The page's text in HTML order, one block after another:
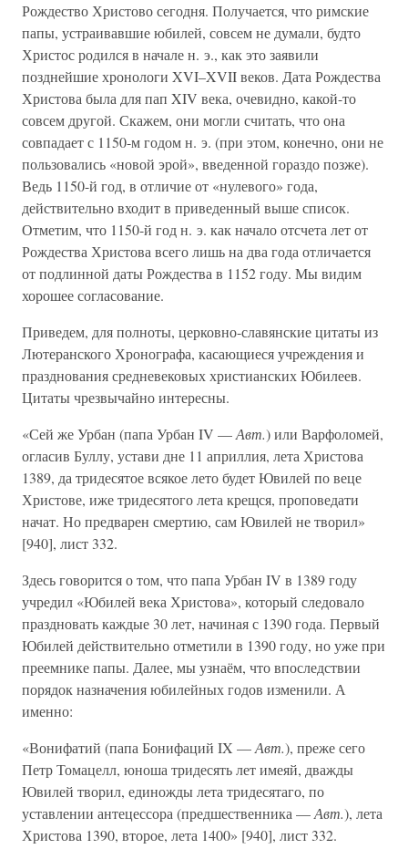
Рождество Христово сегодня. Получается, что римские
папы, устраивавшие юбилей, совсем не думали, будто
Христос родился в начале н. э., как это заявили
позднейшие хронологи XVI–XVII веков. Дата Рождества
Христова была для пап XIV века, очевидно, какой-то
совсем другой. Скажем, они могли считать, что она
совпадает с 1150-м годом н. э. (при этом, конечно, они не
пользовались «новой эрой», введенной гораздо позже).
Ведь 1150-й год, в отличие от «нулевого» года,
действительно входит в приведенный выше список.
Отметим, что 1150-й год н. э. как начало отсчета лет от
Рождества Христова всего лишь на два года отличается
от подлинной даты Рождества в 1152 году. Мы видим
хорошее согласование.
Приведем, для полноты, церковно-славянские цитаты из
Лютеранского Хронографа, касающиеся учреждения и
празднования средневековых христианских Юбилеев.
Цитаты чрезвычайно интересны.
«Сей же Урбан (папа Урбан IV —Авт.) или Варфоломей,
огласив Буллу, устави дне 11 априллия, лета Христова
1389, да тридесятое всякое лето будет Ювилей по веце
Христове, иже тридесятого лета крещся, проповедати
начат. Но предварен смертию, сам Ювилей не творил»
[940], лист 332.
Здесь говорится о том, что папа Урбан IV в 1389 году
учредил «Юбилей века Христова», который следовало
праздновать каждые 30 лет, начиная с 1390 года. Первый
Юбилей действительно отметили в 1390 году, но уже при
преемнике папы. Далее, мы узнаём, что впоследствии
порядок назначения юбилейных годов изменили. А
именно:
«Вонифатий (папа Бонифаций IX —Авт.), преже сего
Петр Томацелл, юноша тридесять лет имеяй, дважды
Ювилей творил, единожды лета тридесятаго, по
уставлении антецессора (предшественника —Авт.), лета
Христова 1390, второе, лета 1400» [940], лист 332.